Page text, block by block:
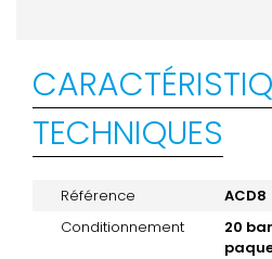
TECHNIQUES
Référence
ACD8
Conditionnement
20